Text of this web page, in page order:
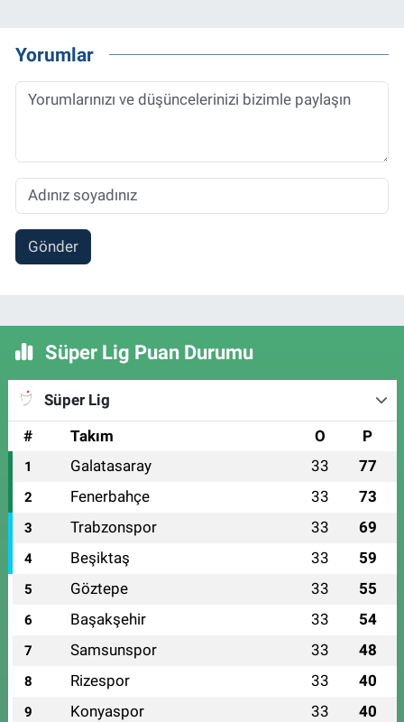
Yorumlar
Gönder
Süper Lig Puan Durumu
Süper Lig
#
Takım O P
1 Galatasaray 33 77
2 Fenerbahçe 33 73
3 Trabzonspor 33 69
4 Beşiktaş 33 59
5 Göztepe 33 55
6 Başakşehir 33 54
7 Samsunspor 33 48
8 Rizespor 33 40
9 Konyaspor 33 40